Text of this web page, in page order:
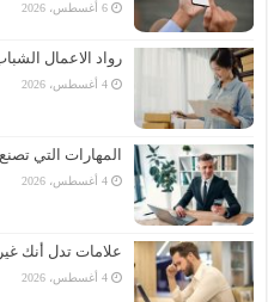
6 أغسطس، 2026
رواد الاعمال
4 أغسطس، 2026
المهارات التي
4 أغسطس، 2026
علامات تدل أنك
4 أغسطس، 2026